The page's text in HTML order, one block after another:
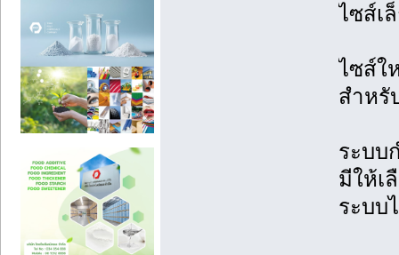
ไซส์เ
ไซส์ใ
สำหรั
ระบบ
มีให้เ
ระบบ